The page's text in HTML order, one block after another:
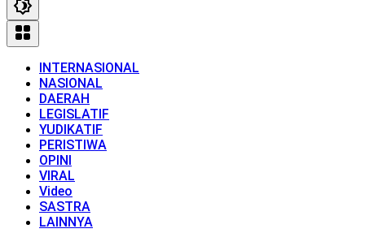
INTERNASIONAL
NASIONAL
DAERAH
LEGISLATIF
YUDIKATIF
PERISTIWA
OPINI
VIRAL
Video
SASTRA
LAINNYA